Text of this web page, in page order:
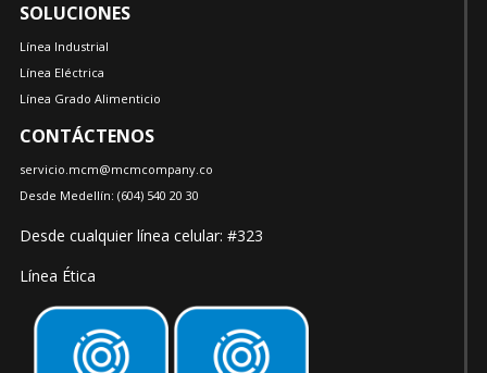
SOLUCIONES
Línea Industrial
Línea Eléctrica
Línea Grado Alimenticio
CONTÁCTENOS
servicio.mcm@mcmcompany.co
Desde Medellín: (604)540 20 30
Desde cualquier línea celular: #323
Línea Ética